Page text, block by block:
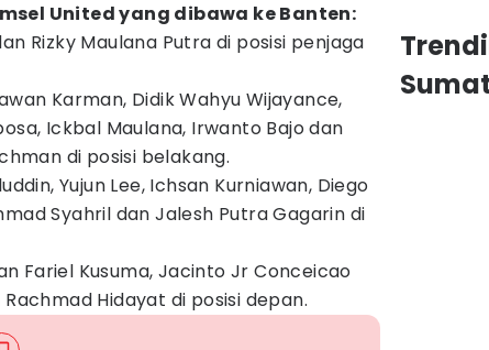
United yang dibawa ke Banten:
Rizky Maulana Putra di posisi penjaga
Karman, Didik Wahyu Wijayance,
Ickbal Maulana, Irwanto Bajo dan
di posisi belakang.
Yujun Lee, Ichsan Kurniawan, Diego
Syahril dan Jalesh Putra Gagarin di
Fariel Kusuma, Jacinto Jr Conceicao
Hidayat di posisi depan.